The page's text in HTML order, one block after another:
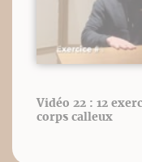
Vidéo 22 : 12
corps calleux